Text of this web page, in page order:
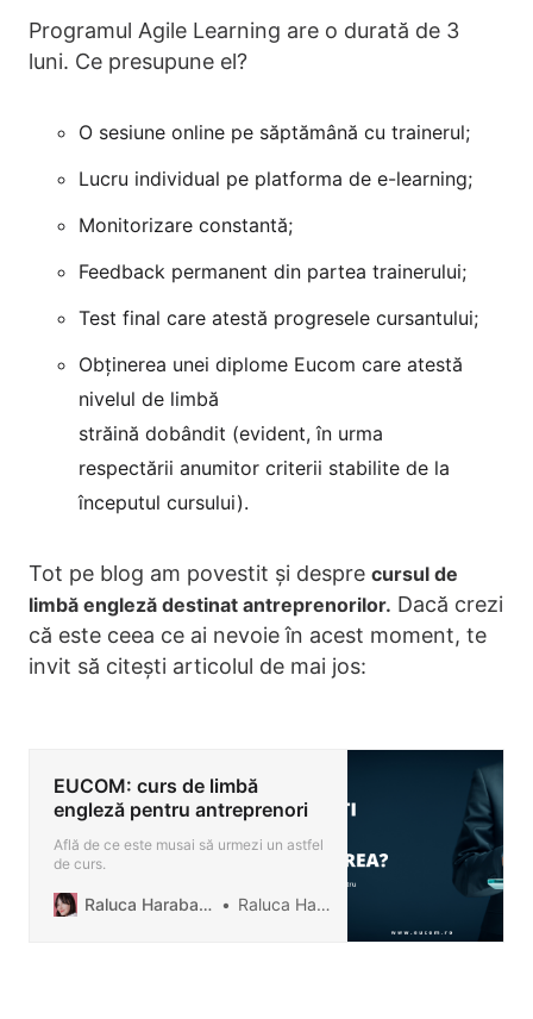
Programul Agile Learning are o durată de 3
luni. Ce presupune el?
O sesiune online pe săptămână cu trainerul;
Lucru individual pe platforma de e-learning;
Monitorizare constantă;
Feedback permanent din partea trainerului;
Test final care atestă progresele cursantului;
Obținerea unei diplome Eucom care atestă
nivelul de limbă
străină dobândit (evident, în urma
respectării anumitor criterii stabilite de la
începutul cursului).
Tot pe blog am povestit și despre cursul de
limbă engleză destinat antreprenorilor. Dacă crezi
că este ceea ce ai nevoie în acest moment, te
invit să citești articolul de mai jos:
EUCOM: curs de limbă
engleză pentru antreprenori
Află de ce este musai să urmezi un astfel
de curs.
Raluca Harabagiu Blog Raluca Harabagiu